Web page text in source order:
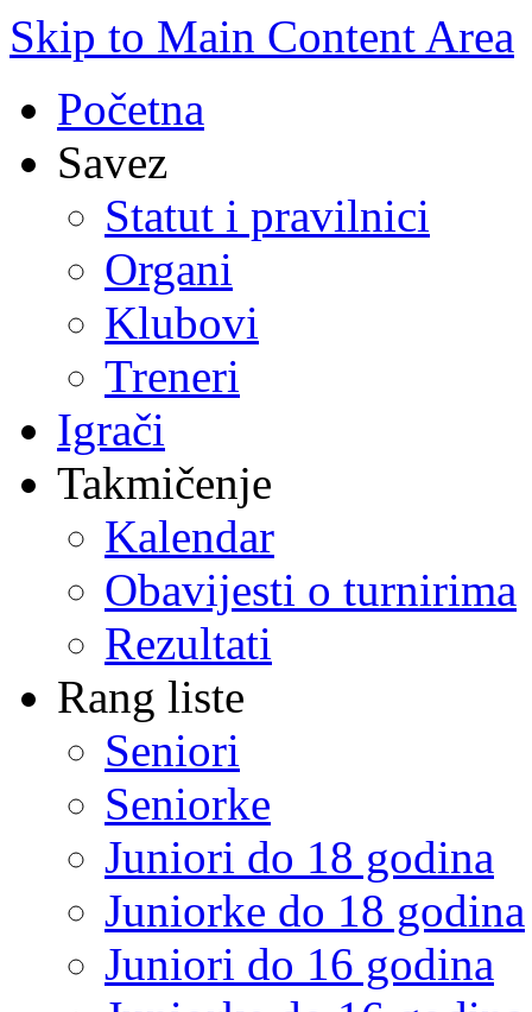
Skip to Main Content Area
Početna
Savez
Statut i pravilnici
Organi
Klubovi
Treneri
Igrači
Takmičenje
Kalendar
Obavijesti o turnirima
Rezultati
Rang liste
Seniori
Seniorke
Juniori do 18 godina
Juniorke do 18 godina
Juniori do 16 godina